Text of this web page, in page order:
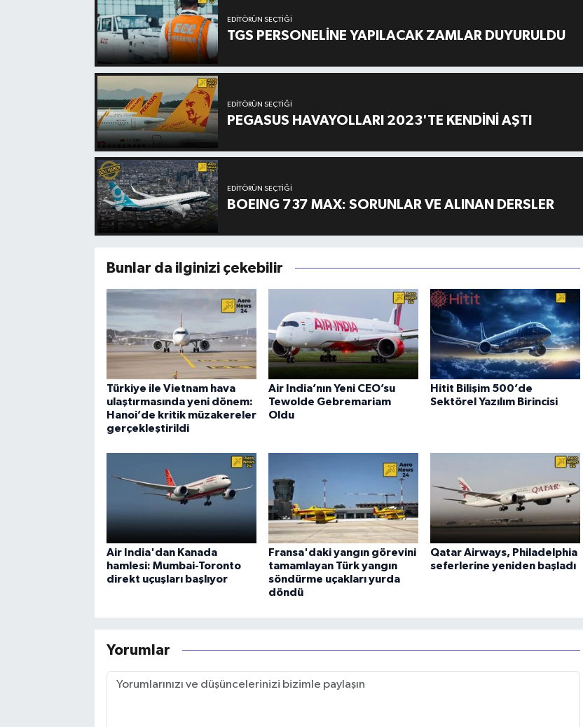
EDITÖRÜN SEÇTIĞI
TGS PERSONELİNE YAPILACAK ZAMLAR DUYURULDU
EDITÖRÜN SEÇTIĞI
PEGASUS HAVAYOLLARI 2023'TE KENDİNİ AŞTI
EDITÖRÜN SEÇTIĞI
BOEING 737 MAX: SORUNLAR VE ALINAN DERSLER
Bunlar da ilginizi çekebilir
Türkiye ile Vietnam hava
ulaştırmasında yeni dönem:
Hanoi’de kritik müzakereler
gerçekleştirildi
Air India’nın Yeni CEO’su
Tewolde Gebremariam
Oldu
Hitit Bilişim 500’de
Sektörel Yazılım Birincisi
Air India'dan Kanada
hamlesi: Mumbai-Toronto
direkt uçuşları başlıyor
Fransa'daki yangın görevini
tamamlayan Türk yangın
söndürme uçakları yurda
döndü
Qatar Airways, Philadelphia
seferlerine yeniden başladı
Yorumlar